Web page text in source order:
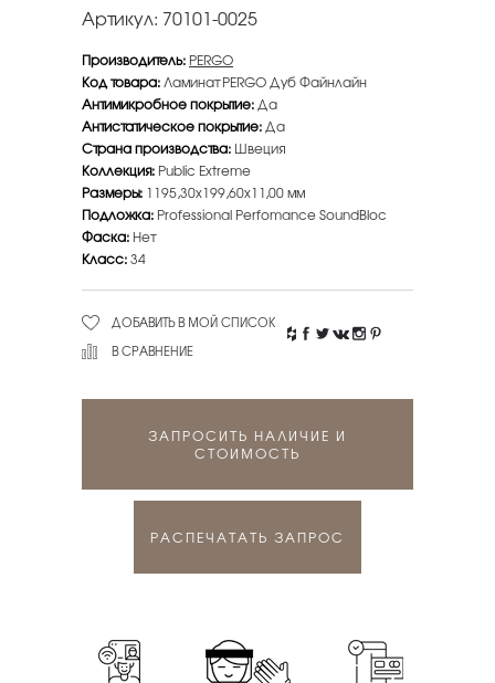
Артикул: 70101-0025
Производитель: PERGO
Код товара:Ламинат PERGO Дуб Файнлайн
Антимикробное покрытие:Да
Антистатическое покрытие:Да
Страна производства: Швеция
Коллекция: Public Extreme
Размеры: 1195,30х199,60х11,00 мм
Подложка: Professional Perfomance SoundBloc
Фаска: Нет
Класс:34
ДОБАВИТЬ В МОЙ СПИСОК
В СРАВНЕНИЕ
ЗАПРОСИТЬ НАЛИЧИЕ И
СТОИМОСТЬ
РАСПЕЧАТАТЬ ЗАПРОС